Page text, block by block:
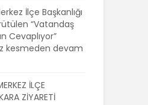
İlçe Başkanlığı
“Vatandaş
Cevaplıyor”
kesmeden devam
İLÇE
ZİYARETİ